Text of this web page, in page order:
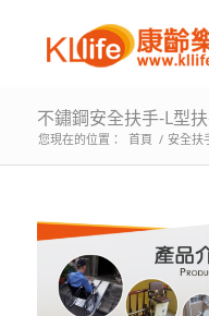
不鏽鋼安全扶手-L型
您現在的位置： 首頁 / 安全扶